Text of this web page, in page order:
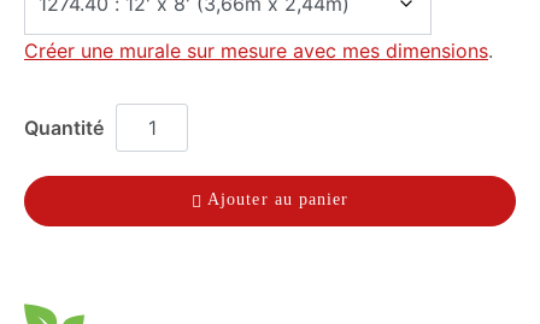
Créer une murale sur mesure avec mes dimensions.
Ajouter au panier